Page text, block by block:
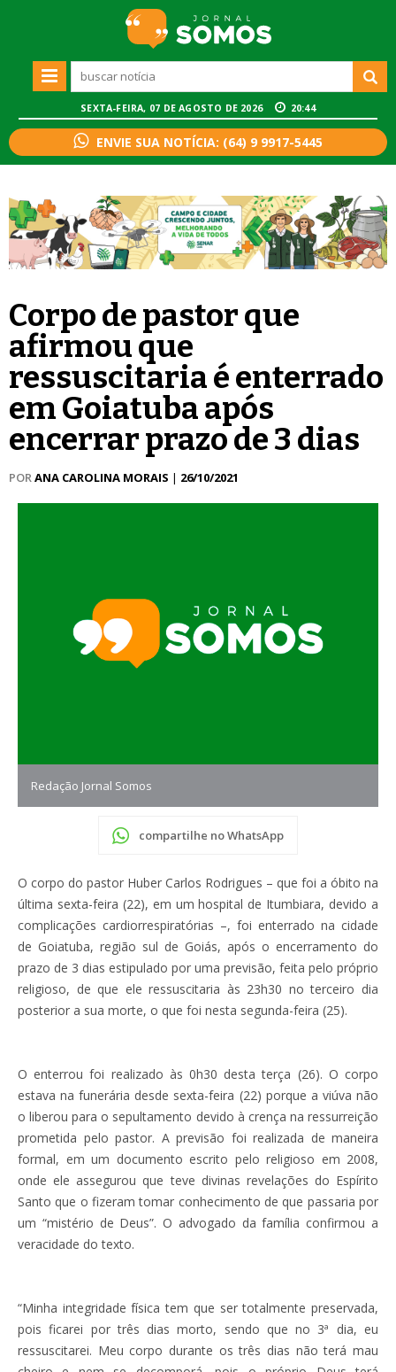
SEXTA-FEIRA, 07 DE AGOSTO DE 2026 20:44
ENVIE SUA NOTÍCIA: (64) 9 9917-5445
Corpo de pastor que
afirmou que
ressuscitaria é enterrado
em Goiatuba após
encerrar prazo de 3 dias
PORANA CAROLINA MORAIS | 26/10/2021
Redação Jornal Somos
compartilhe no WhatsApp
O corpo do pastor Huber Carlos Rodrigues – que foi a óbito na
última sexta-feira (22), em um hospital de Itumbiara, devido a
complicações cardiorrespiratórias –, foi enterrado na cidade
de Goiatuba, região sul de Goiás, após o encerramento do
prazo de 3 dias estipulado por uma previsão, feita pelo próprio
religioso, de que ele ressuscitaria às 23h30 no terceiro dia
posterior a sua morte, o que foi nesta segunda-feira (25).
O enterrou foi realizado às 0h30 desta terça (26). O corpo
estava na funerária desde sexta-feira (22) porque a viúva não
o liberou para o sepultamento devido à crença na ressurreição
prometida pelo pastor. A previsão foi realizada de maneira
formal, em um documento escrito pelo religioso em 2008,
onde ele assegurou que teve divinas revelações do Espírito
Santo que o fizeram tomar conhecimento de que passaria por
um “mistério de Deus”. O advogado da família confirmou a
veracidade do texto.
“Minha integridade física tem que ser totalmente preservada,
pois ficarei por três dias morto, sendo que no 3ª dia, eu
ressuscitarei. Meu corpo durante os três dias não terá mau